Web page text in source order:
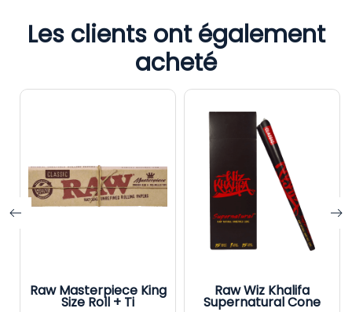
Les clients ont également
acheté
Raw Masterpiece King
Size Roll + Ti
Raw Wiz Khalifa
Supernatural Cone